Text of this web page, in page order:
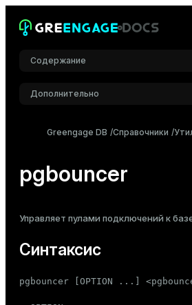
Содержание
Синтаксис
Дополнительно
Roboto Mono
Средний
Greengage DB Справочники
pgbouncer
Управляет пулами подключений к
Синтаксис
pgbouncer [OPTION ...]